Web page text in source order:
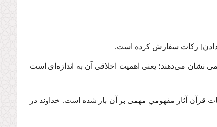
و [دادن] زكات سفارش کرده است.
نشان می‌دهند؛ یعنی اهمیت اخلاقی آن به اندازه‌ای است
قرآن آثار مفهومیِ مهمی بر آن بار شده است. خداوند در